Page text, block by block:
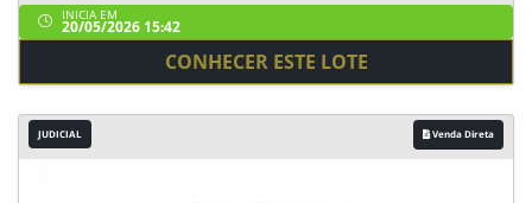
INICIA EM
20/05/2026 15:42
CONHECER ESTE LOTE
JUDICIAL Venda Direta